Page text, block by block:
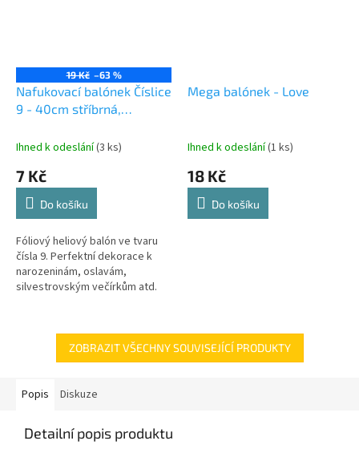
19 Kč –63 %
Nafukovací balónek Číslice
9 - 40cm stříbrná,
Ihned k odeslání(3 ks)
7 Kč
Do košíku
Fóliový heliový balón ve tvaru
čísla 9. Perfektní dekorace k
narozeninám, oslavám,
silvestrovským večírkům atd.
Mega balónek - Love
Ihned k odeslání(1 ks)
18 Kč
Do košíku
ZOBRAZIT VŠECHNY SOUVISEJÍCÍ PRODUKTY
Popis Diskuze
Detailní popis produktu